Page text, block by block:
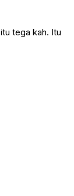
tega kah. Itu